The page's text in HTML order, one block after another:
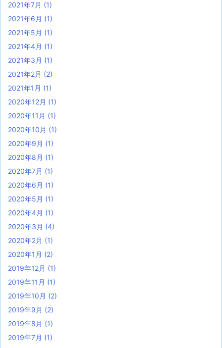
2021年7月 (1)
2021年6月 (1)
2021年5月 (1)
2021年4月 (1)
2021年3月 (1)
2021年2月 (2)
2021年1月 (1)
2020年12月 (1)
2020年11月 (1)
2020年10月 (1)
2020年9月 (1)
2020年8月 (1)
2020年7月 (1)
2020年6月 (1)
2020年5月 (1)
2020年4月 (1)
2020年3月 (4)
2020年2月 (1)
2020年1月 (2)
2019年12月 (1)
2019年11月 (1)
2019年10月 (2)
2019年9月 (2)
2019年8月 (1)
2019年7月 (1)